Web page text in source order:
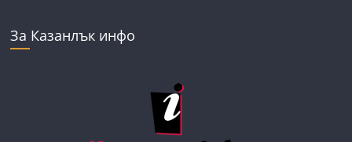
За Казанлък инфо